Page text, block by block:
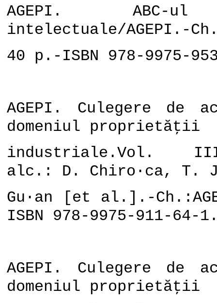
AGEPI. ABC-
intelectuale/AGEPI.-
40 p.-ISBN 978-9975-
AGEPI. Culegere de
domeniul proprietăţii
industriale.Vol.
alc.: D. Chiro·ca, T.
Gu·an [et al.].-
ISBN 978-9975-911-64-
AGEPI. Culegere de
domeniul proprietăţii